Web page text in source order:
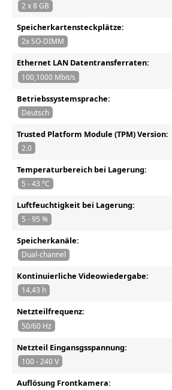
2 x 8 GB
Speicherkartensteckplätze:
2x SO-DIMM
Ethernet LAN Datentransferraten:
100,1000 Mbit/s
Betriebssystemsprache:
Deutsch
Trusted Platform Module (TPM) Version:
2.0
Temperaturbereich bei Lagerung:
5 - 43 °C
Luftfeuchtigkeit bei Lagerung:
5 - 95 %
Speicherkanäle:
Dual-channel
Kontinuierliche Videowiedergabe:
14,43 h
Netzteilfrequenz:
50/60 Hz
Netzteil Eingansgsspannung:
100 - 240 V
Auflösung Frontkamera: